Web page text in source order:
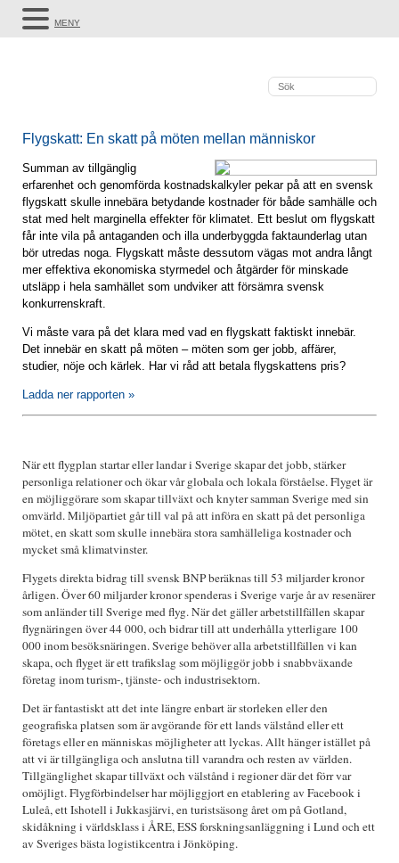
Flygskatt: En skatt på möten mellan människor
Summan av tillgänglig
erfarenhet och genomförda kostnadskalkyler pekar på att en svensk
flygskatt skulle innebära betydande kostnader för både samhälle och
stat med helt marginella effekter för klimatet. Ett beslut om flygskatt
får inte vila på antaganden och illa underbyggda faktaunderlag utan
bör utredas noga. Flygskatt måste dessutom vägas mot andra långt
mer effektiva ekonomiska styrmedel och åtgärder för minskade
utsläpp i hela samhället som undviker att försämra svensk
konkurrenskraft.
Vi måste vara på det klara med vad en flygskatt faktiskt innebär.
Det innebär en skatt på möten – möten som ger jobb, affärer,
studier, nöje och kärlek. Har vi råd att betala flygskattens pris?
Ladda ner rapporten »
När ett flygplan startar eller landar i Sverige skapar det jobb, stärker
personliga relationer och ökar vår globala och lokala förståelse. Flyget är
en möjliggörare som skapar tillväxt och knyter samman Sverige med sin
omvärld. Miljöpartiet går till val på att införa en skatt på det personliga
mötet, en skatt som skulle innebära stora samhälleliga kostnader och
mycket små klimatvinster.
Flygets direkta bidrag till svensk BNP beräknas till 53 miljarder kronor
årligen. Över 60 miljarder kronor spenderas i Sverige varje år av resenärer
som anländer till Sverige med flyg. När det gäller arbetstillfällen skapar
flygnäringen över 44 000, och bidrar till att underhålla ytterligare 100
000 inom besöksnäringen. Sverige behöver alla arbetstillfällen vi kan
skapa, och flyget är ett trafikslag som möjliggör jobb i snabbväxande
företag inom turism-, tjänste- och industrisektorn.
Det är fantastiskt att det inte längre enbart är storleken eller den
geografiska platsen som är avgörande för ett lands välstånd eller ett
företags eller en människas möjligheter att lyckas. Allt hänger istället på
att vi är tillgängliga och anslutna till varandra och resten av världen.
Tillgänglighet skapar tillväxt och välstånd i regioner där det förr var
omöjligt. Flygförbindelser har möjliggjort en etablering av Facebook i
Luleå, ett Ishotell i Jukkasjärvi, en turistsäsong året om på Gotland,
skidåkning i världsklass i ÅRE, ESS forskningsanläggning i Lund och ett
av Sveriges bästa logistikcentra i Jönköping.
MENY